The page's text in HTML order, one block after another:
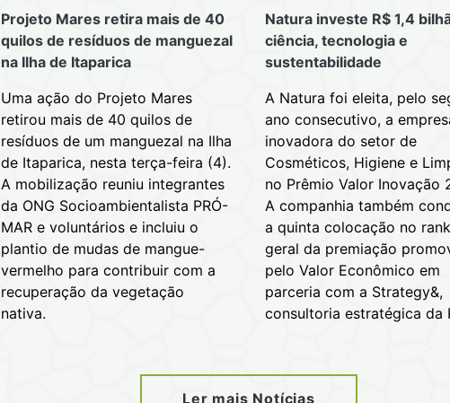
Projeto Mares retira mais de 40
quilos de resíduos de manguezal
na Ilha de Itaparica
Uma ação do Projeto Mares
retirou mais de 40 quilos de
resíduos de um manguezal na Ilha
de Itaparica, nesta terça-feira (4).
A mobilização reuniu integrantes
da ONG Socioambientalista PRÓ-
MAR e voluntários e incluiu o
plantio de mudas de mangue-
vermelho para contribuir com a
recuperação da vegetação
nativa.
Natura investe R$ 1,4
ciência, tecnologia e
sustentabilidade
A Natura foi eleita, pelo
ano consecutivo, a
inovadora do setor de
Cosméticos, Higiene e
no Prêmio Valor Inovação
A companhia também
a quinta colocação no
geral da premiação
pelo Valor Econômico em
parceria com a Strategy&,
consultoria estratégica da
Ler mais Notícias